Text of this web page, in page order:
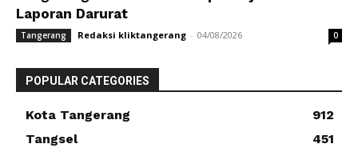
Laporan Darurat
Tangerang Redaksi kliktangerang - 04/08/2026 0
POPULAR CATEGORIES
Kota Tangerang
912
Tangsel
451